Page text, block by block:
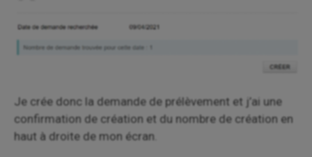
Je crée donc la demande de prélèvement et j’ai une
confirmation de création et du nombre de création en
haut à droite de mon écran.